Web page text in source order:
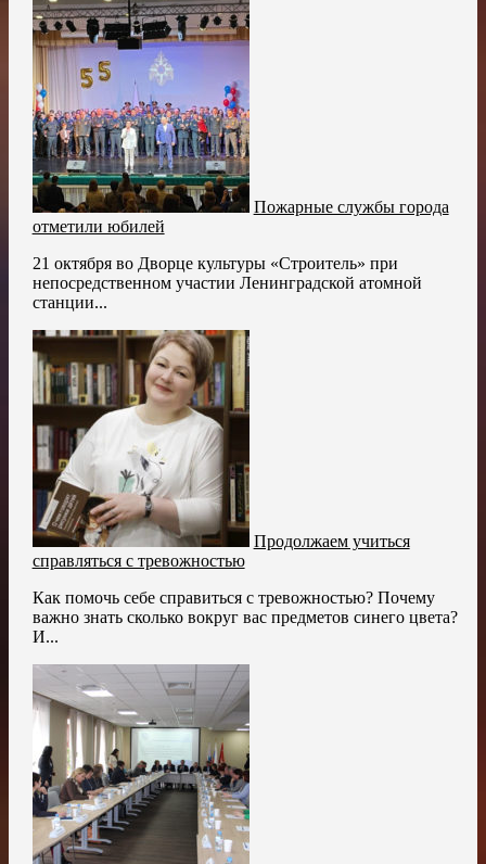
Пожарные службы города
отметили юбилей
21 октября во Дворце культуры «Строитель» при
непосредственном участии Ленинградской атомной
станции...
Продолжаем учиться
справляться с тревожностью
Как помочь себе справиться с тревожностью? Почему
важно знать сколько вокруг вас предметов синего цвета?
И...